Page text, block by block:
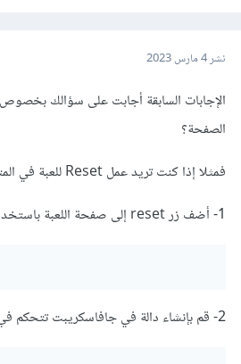
نشر4 مارس 2023
الإجابات السابقة أجابت على سؤالك
الصفحة؟
فمثلا إذا كنت تريد عمل Reset للعبة في المتصفح لإعادة اللعبة من البداية، فالأفضل القيام بالتالي:
1- أضف زر reset إلى صفحة اللعبة باستخدام عنصر HTML button.
2- قم بإنشاء دالة في جافاسكريبت تتحكم في إعادة تعيين قيم اللعبة إلى الوضع الأصلي.